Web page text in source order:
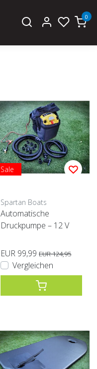
0
Sale
Spartan Boats
Automatische
Druckpumpe – 12 V
EUR 99,99 EUR 124,95
Vergleichen